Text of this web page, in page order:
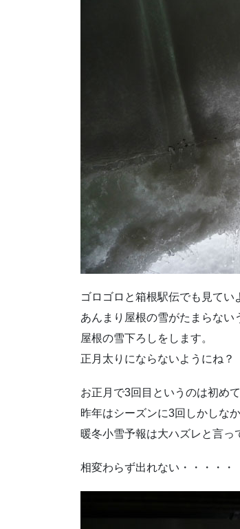
ゴロゴロと箱根駅伝でも見てい
あんまり屋根の雪がたまらない
屋根の雪下ろしをします。
正月太りにならないようにね？
お正月で3回目というのは初めて
昨年はシーズンに3回しかしな
暖冬小雪予報は大ハズレと言っ
相変わらず出れない・・・・・